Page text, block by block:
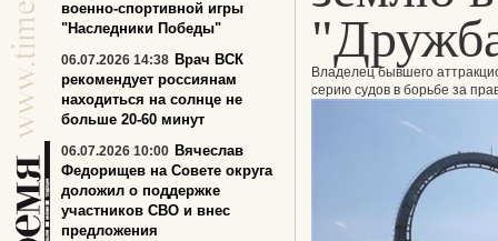
Владелец бывшего
серию судов в борьбе за
военно-спортивной игры
"Наследники Победы"
06.07.2026 14:38 Врач ВСК
рекомендует россиянам
находиться на солнце не
больше 20-60 минут
06.07.2026 10:00 Вячеслав
Федорищев на Совете округа
доложил о поддержке
участников СВО и внес
предложения